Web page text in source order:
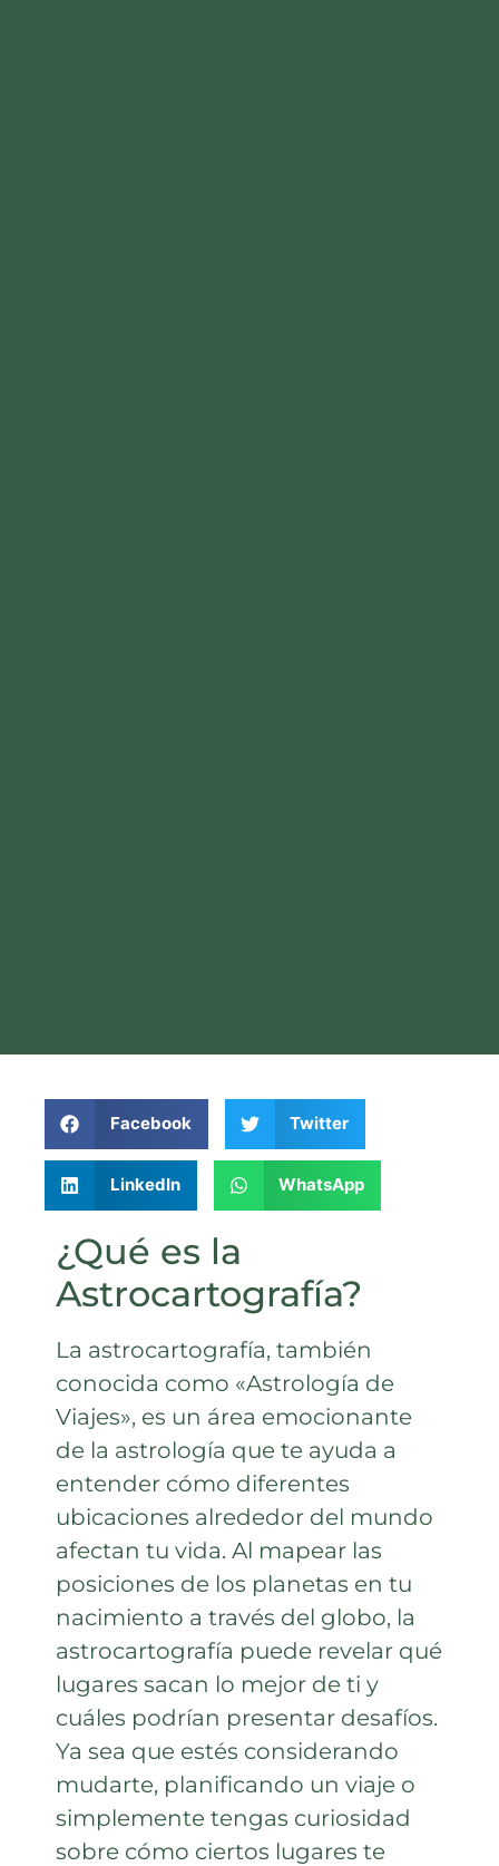
Facebook Twitter
LinkedIn WhatsApp
¿Qué es la
Astrocartografía?
La astrocartografía, también
conocida como «Astrología de
Viajes», es un área emocionante
de la astrología que te ayuda a
entender cómo diferentes
ubicaciones alrededor del mundo
afectan tu vida. Al mapear las
posiciones de los planetas en tu
nacimiento a través del globo, la
astrocartografía puede revelar qué
lugares sacan lo mejor de ti y
cuáles podrían presentar desafíos.
Ya sea que estés considerando
mudarte, planificando un viaje o
simplemente tengas curiosidad
sobre cómo ciertos lugares te